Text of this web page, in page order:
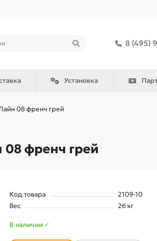
8 (495)
Установка
08 френч грей
френч грей
Код товара
2109-10
Вес
26 кг
В наличии ✓